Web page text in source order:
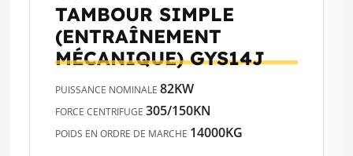
TAMBOUR SIMPLE
(ENTRAÎNEMENT
MÉCANIQUE)GYS14J
PUISSANCE NOMINALE82KW
FORCE CENTRIFUGE305/150KN
POIDS EN ORDRE DE MARCHE 14000KG